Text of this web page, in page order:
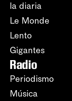
la diaria
Le Monde
Lento
Gigantes
Radio
Periodismo
Música